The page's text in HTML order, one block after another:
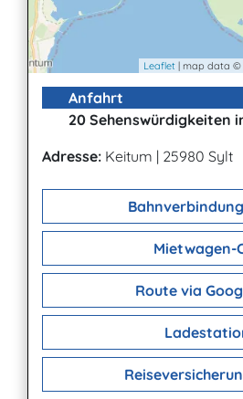
Leaflet | map data ©
Anfahrt
20 Sehenswürdigkeiten
Adresse: Keitum | 25980 Sylt
Mietwagen-
Route via